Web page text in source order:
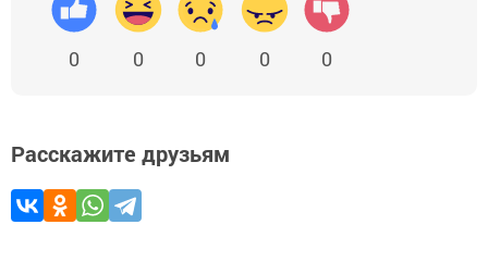
0 0 0 0 0
Расскажите друзьям